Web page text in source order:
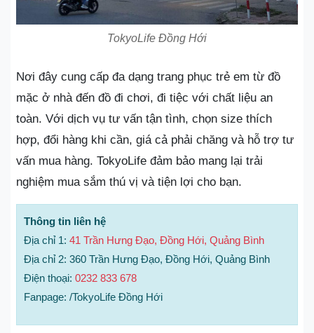
TokyoLife Đồng Hới
Nơi đây cung cấp đa dạng trang phục trẻ em từ đồ
mặc ở nhà đến đồ đi chơi, đi tiệc với chất liệu an
toàn. Với dịch vụ tư vấn tận tình, chọn size thích
hợp, đổi hàng khi cần, giá cả phải chăng và hỗ trợ tư
vấn mua hàng. TokyoLife đảm bảo mang lại trải
nghiệm mua sắm thú vị và tiện lợi cho bạn.
Thông tin liên hệ
Địa chỉ 1: 41 Trần Hưng Đạo, Đồng Hới, Quảng Bình
Địa chỉ 2: 360 Trần Hưng Đạo, Đồng Hới, Quảng Bình
Điện thoại: 0232 833 678
Fanpage: /TokyoLife Đồng Hới